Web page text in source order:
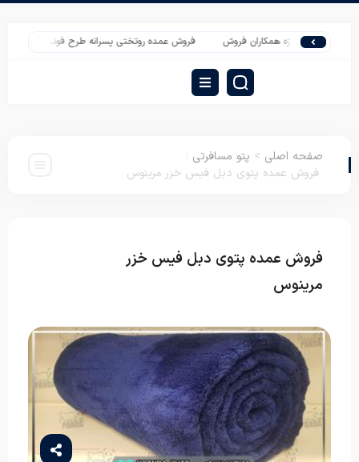
پتو ویژه همکاران فروش فروش عمده روتختی پسرانه طرح فوتبالی پلی استر
صفحه اصلی > پتو مسافرتی :
فروش عمده پتوی دبل فیس خزر مرینوس
فروش عمده پتوی دبل فیس خزر
مرینوس